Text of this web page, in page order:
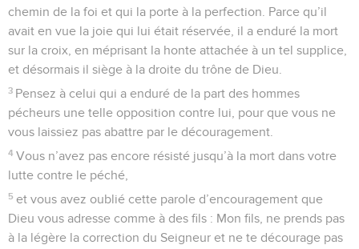
chemin de la foi et qui la porte à la perfection. Parce qu’il
avait en vue la joie qui lui était réservée, il a enduré la mort
sur la croix, en méprisant la honte attachée à un tel supplice,
et désormais il siège à la droite du trône de Dieu.
3 Pensez à celui qui a enduré de la part des hommes
pécheurs une telle opposition contre lui, pour que vous ne
vous laissiez pas abattre par le découragement.
4 Vous n’avez pas encore résisté jusqu’à la mort dans votre
lutte contre le péché,
5 et vous avez oublié cette parole d’encouragement que
Dieu vous adresse comme à des fils : Mon fils, ne prends pas
à la légère la correction du Seigneur et ne te décourage pas